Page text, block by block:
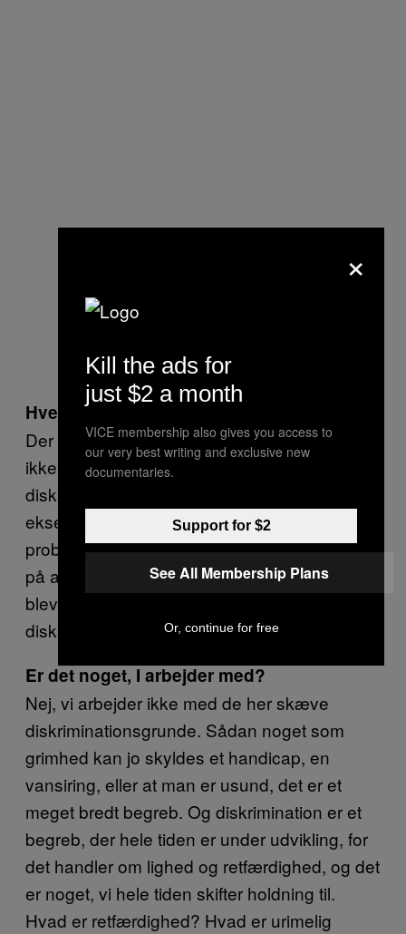
Hvem ellers?
Der er også andre grupper, som vi endnu
ikke har ophøjet til at være beskyttede af
diskriminationsgrunde, men vi ved for
eksempel, at det at være grim er et kæmpe
problem i forhold til at opleve lige muligheder
på arbejdsmarkedet, men det er alligevel ikke
blevet anerkendt som en
diskriminationsgrund.
Er det noget, I arbejder med?
Nej, vi arbejder ikke med de her skæve
diskriminationsgrunde. Sådan noget som
grimhed kan jo skyldes et handicap, en
vansiring, eller at man er usund, det er et
meget bredt begreb. Og diskrimination er et
begreb, der hele tiden er under udvikling, for
det handler om lighed og retfærdighed, og det
er noget, vi hele tiden skifter holdning til.
Hvad er retfærdighed? Hvad er urimelig
×
Kill the ads for
just $2 a month
VICE membership also gives you access to
our very best writing and exclusive new
documentaries.
Support for $2
See All Membership Plans
Or, continue for free